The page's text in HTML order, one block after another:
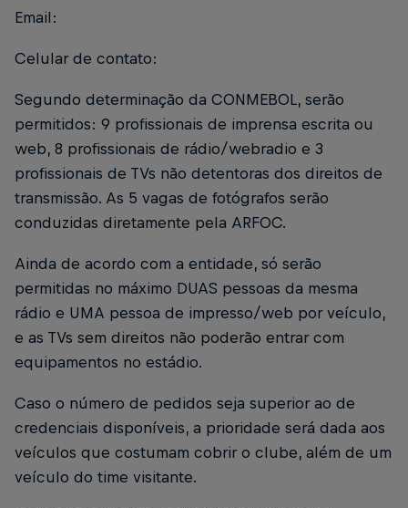
Email:
Celular de contato:
Segundo determinação da CONMEBOL, serão
permitidos: 9 profissionais de imprensa escrita ou
web, 8 profissionais de rádio/webradio e 3
profissionais de TVs não detentoras dos direitos de
transmissão. As 5 vagas de fotógrafos serão
conduzidas diretamente pela ARFOC.
Ainda de acordo com a entidade, só serão
permitidas no máximo DUAS pessoas da mesma
rádio e UMA pessoa de impresso/web por veículo,
e as TVs sem direitos não poderão entrar com
equipamentos no estádio.
Caso o número de pedidos seja superior ao de
credenciais disponíveis, a prioridade será dada aos
veículos que costumam cobrir o clube, além de um
veículo do time visitante.